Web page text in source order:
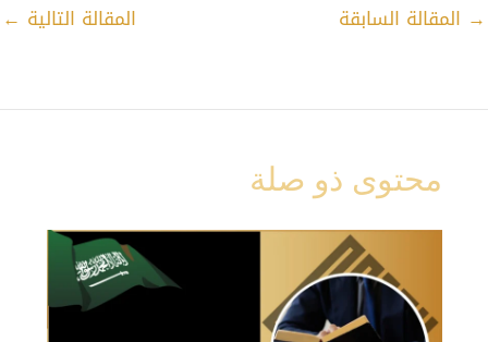
→ المقالة السابقة المقالة التالية ←
محتوى ذو صلة